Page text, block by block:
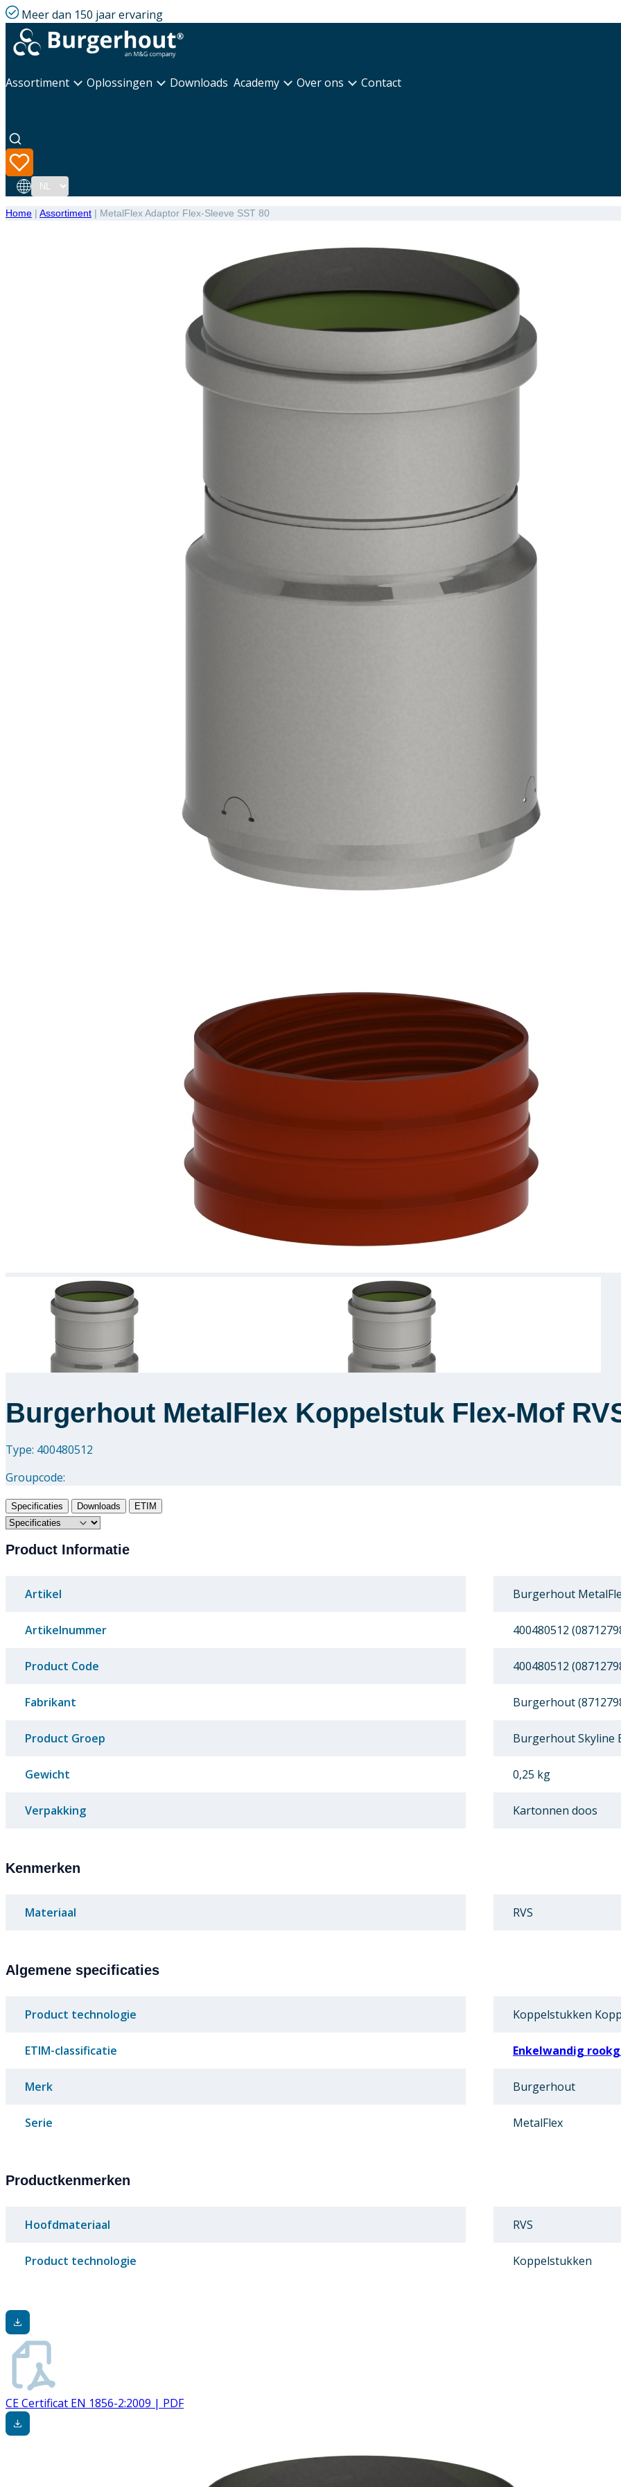
Meer dan 150 jaar ervaring
Assortiment Oplossingen Downloads Academy Over ons Contact
Taal
Home | Assortiment | MetalFlex Adaptor Flex-Sleeve SST 80
Burgerhout MetalFlex Koppelstuk Flex-Mof
Type: 400480512
Groupcode:
Specificaties Downloads ETIM
Product Informatie
Artikel Burgerhout
Artikelnummer 400480512
Product Code 400480512
Fabrikant Burgerhout
Product Groep Burgerhout Skyline
Gewicht 0,25 kg
Verpakking Kartonnen doos
Kenmerken
Materiaal RVS
Algemene specificaties
Product technologie Koppelstukken
ETIM-classificatie Enkelwandig
Merk Burgerhout
Serie MetalFlex
Productkenmerken
Hoofdmateriaal RVS
Product technologie Koppelstukken
CE Certificat EN 1856-2:2009 | PDF